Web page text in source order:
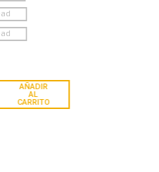
AÑADIR
AL
CARRITO